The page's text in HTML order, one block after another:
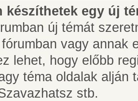
készíthetek egy új
új témát
vagy annak
lehet, hogy előbb
téma oldalak alján
stb.